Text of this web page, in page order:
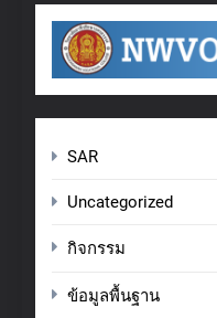
SAR
Uncategorized
กิจกรรม
ข้อมูลพื้นฐาน